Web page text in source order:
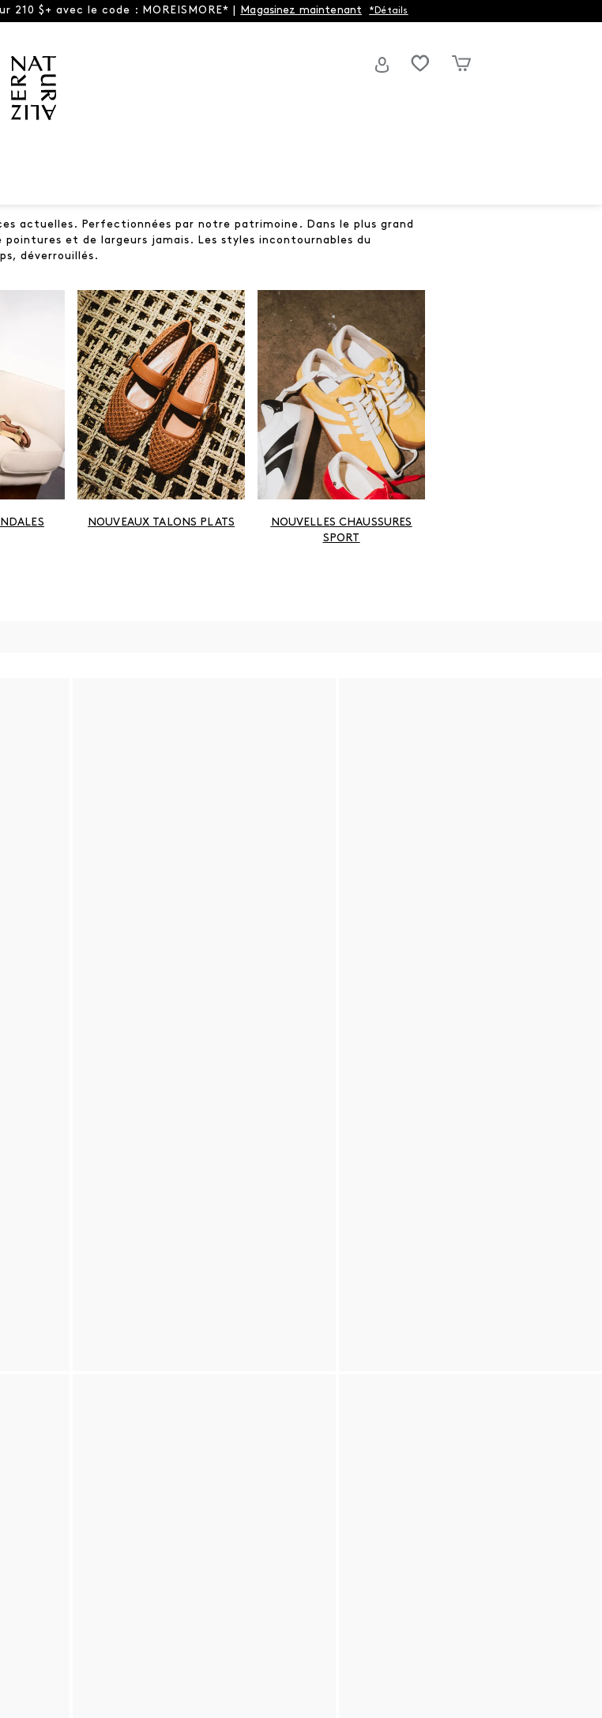
210 $+ avec le code : MOREISMORE* | Magasinez maintenant *Détails
actuelles. Perfectionnées par notre patrimoine. Dans le plus grand
pointures et de largeurs jamais. Les styles incontournables du
déverrouillés.
NOUVEAUX TALONS PLATS
NOUVELLES CHAUSSURES
SPORT